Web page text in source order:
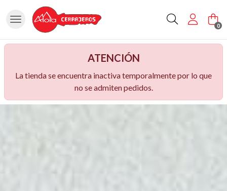
Buscar 0
ATENCIÓN
La tienda se encuentra inactiva temporalmente por lo que
no se admiten pedidos.